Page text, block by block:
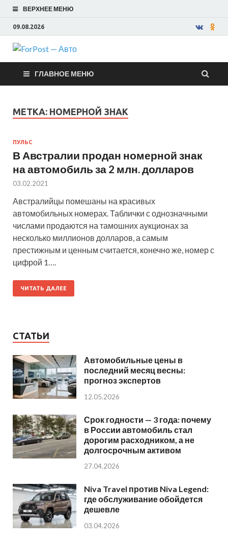
ВЕРХНЕЕ МЕНЮ
09.08.2026
ForPost —
Авто
ГЛАВНОЕ МЕНЮ
МЕТКА: НОМЕРНОЙ ЗНАК
ПУЛЬС
В Австралии продан номерной знак
на автомобиль за 2 млн. долларов
03.02.2021
Австралийцы помешаны на красивых
автомобильных номерах. Таблички с однозначными
числами продаются на тамошних аукционах за
несколько миллионов долларов, а самым
престижным и ценным считается, конечно же, номер с
цифрой 1….
ЧИТАТЬ ДАЛЕЕ
СТАТЬИ
Автомобильные цены в
последний месяц весны:
прогноз экспертов
12.05.2026
Срок годности — 3 года: почему
в России автомобиль стал
дорогим расходником, а не
долгосрочным активом
27.04.2026
Niva Travel против Niva Legend:
где обслуживание обойдется
дешевле
03.04.2026